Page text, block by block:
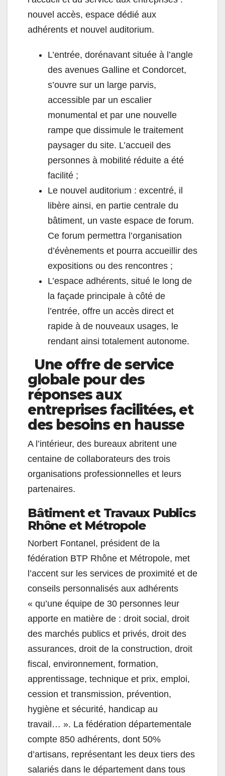
nouvel accès, espace dédié aux
adhérents et nouvel auditorium.
L’entrée, dorénavant située à l’angle
des avenues Galline et Condorcet,
s’ouvre sur un large parvis,
accessible par un escalier
monumental et par une nouvelle
rampe que dissimule le traitement
paysager du site. L’accueil des
personnes à mobilité réduite a été
facilité ;
Le nouvel auditorium : excentré, il
libère ainsi, en partie centrale du
bâtiment, un vaste espace de forum.
Ce forum permettra l’organisation
d’évènements et pourra accueillir des
expositions ou des rencontres ;
L’espace adhérents, situé le long de
la façade principale à côté de
l’entrée, offre un accès direct et
rapide à de nouveaux usages, le
rendant ainsi totalement autonome.
Une offre de service
globale pour des
réponses aux
entreprises facilitées, et
des besoins en hausse
A l’intérieur, des bureaux abritent une
centaine de collaborateurs des trois
organisations professionnelles et leurs
partenaires.
Bâtiment et Travaux Publics
Rhône et Métropole
Norbert Fontanel, président de la
fédération BTP Rhône et Métropole, met
l’accent sur les services de proximité et de
conseils personnalisés aux adhérents
« qu’une équipe de 30 personnes leur
apporte en matière de : droit social, droit
des marchés publics et privés, droit des
assurances, droit de la construction, droit
fiscal, environnement, formation,
apprentissage, technique et prix, emploi,
cession et transmission, prévention,
hygiène et sécurité, handicap au
travail… ». La fédération départementale
compte 850 adhérents, dont 50%
d’artisans, représentant les deux tiers des
salariés dans le département dans tous